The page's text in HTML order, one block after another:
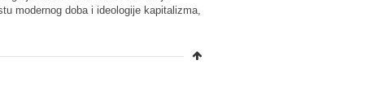
modernog doba i ideologije kapitalizma,